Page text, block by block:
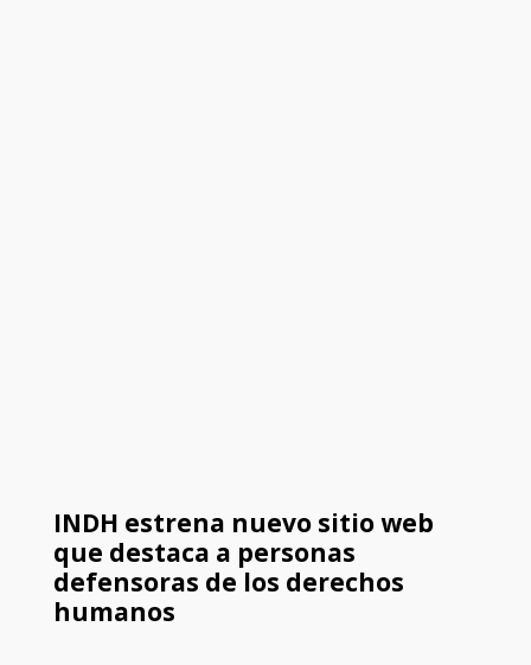
INDH estrena nuevo sitio web
que destaca a personas
defensoras de los derechos
humanos